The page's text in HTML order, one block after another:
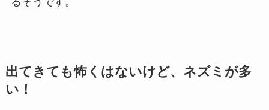
出てきても怖くはないけど、ネズミが多
い！